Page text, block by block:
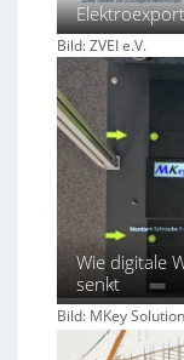
Bild: ZVEI e.V.
Wie digitale
senkt
Bild: MKey